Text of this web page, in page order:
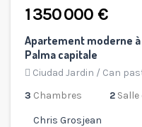
1 350 000 €
Apartement moderne à
Palma capitale
Ciudad Jardin / Can
3 Chambres 2 Salle
Chris Grosjean